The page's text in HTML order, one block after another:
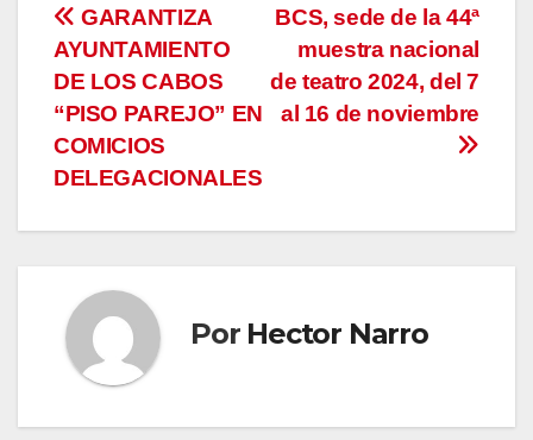
Navegación
de
entradas
BCS, sede de la 44ª
muestra nacional
de teatro 2024, del 7
al 16 de noviembre
GARANTIZA
AYUNTAMIENTO
DE LOS CABOS
“PISO PAREJO” EN
COMICIOS
DELEGACIONALES
Por Hector Narro